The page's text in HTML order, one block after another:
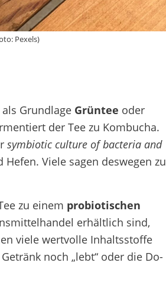
Pexels)
Grundlage Grüntee oder
der Tee zu Kombucha.
symbiotic culture of bacteria and
Viele sagen deswegen zu
zu einem probiotischen
erhältlich sind,
viele wertvolle Inhaltsstoffe
noch „lebt“ oder die Do-